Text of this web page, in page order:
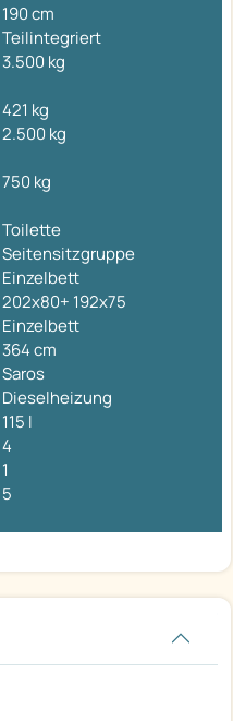
190 cm
Teilintegriert
3.500 kg
421 kg
2.500 kg
750 kg
Toilette
Seitensitzgruppe
Einzelbett
202x80+ 192x75
Einzelbett
364 cm
Saros
Dieselheizung
115 l
4
1
5